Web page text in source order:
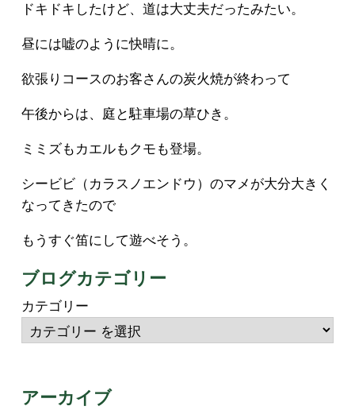
ドキドキしたけど、道は大丈夫だったみたい。
昼には嘘のように快晴に。
欲張りコースのお客さんの炭火焼が終わって
午後からは、庭と駐車場の草ひき。
ミミズもカエルもクモも登場。
シービビ（カラスノエンドウ）のマメが大分大きく
なってきたので
もうすぐ笛にして遊べそう。
ブログカテゴリー
カテゴリー
アーカイブ